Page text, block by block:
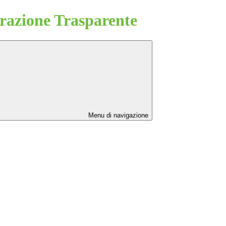
Trasparente
Menu di navigazione